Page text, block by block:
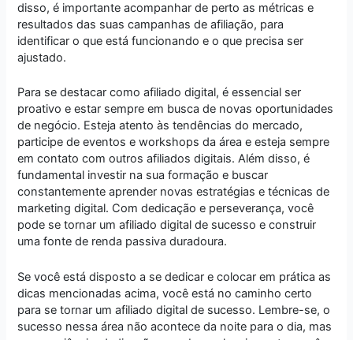
disso, é importante acompanhar de perto as métricas e
resultados das suas campanhas de afiliação, para
identificar o que está funcionando e o que precisa ser
ajustado.
Para se destacar como afiliado digital, é essencial ser
proativo e estar sempre em busca de novas oportunidades
de negócio. Esteja atento às tendências do mercado,
participe de eventos e workshops da área e esteja sempre
em contato com outros afiliados digitais. Além disso, é
fundamental investir na sua formação e buscar
constantemente aprender novas estratégias e técnicas de
marketing digital. Com dedicação e perseverança, você
pode se tornar um afiliado digital de sucesso e construir
uma fonte de renda passiva duradoura.
Se você está disposto a se dedicar e colocar em prática as
dicas mencionadas acima, você está no caminho certo
para se tornar um afiliado digital de sucesso. Lembre-se, o
sucesso nessa área não acontece da noite para o dia, mas